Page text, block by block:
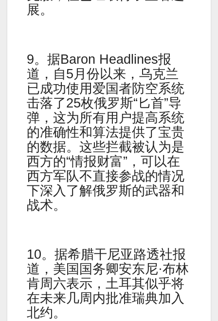
展。
9。据Baron Headlines报
道，自5月份以来，乌克兰
已成功使用爱国者防空系统
击落了25枚俄罗斯“匕首”导
弹，这为所有用户提高系统
的准确性和算法提供了宝贵
的数据。这些拦截被认为是
西方的“情报财富”，可以在
西方军队不直接参战的情况
下深入了解俄罗斯的武器和
战术。
10。据希腊干尼亚路透社报
道，美国国务卿安东尼·布林
肯周六表示，土耳其似乎将
在未来几周内批准瑞典加入
北约。